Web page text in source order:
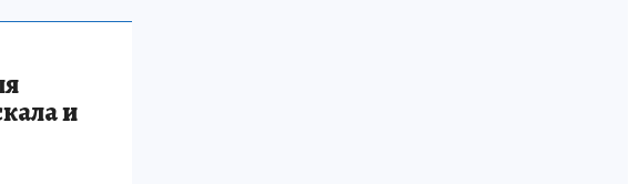
и